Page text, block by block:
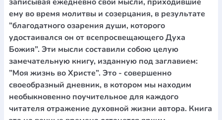
ему во время молитвы и созерцания, в результате
”благодатного озарения души, которого
удостаивался он от всепросвещающего Духа
Божия”. Эти мысли составили собою целую
замечательную книгу, изданную под заглавием:
”Моя жизнь во Христе”. Это - совершенно
своеобразный дневник, в котором мы находим
необыкновенно поучительное для каждого
читателя отражение духовной жизни автора. Книга